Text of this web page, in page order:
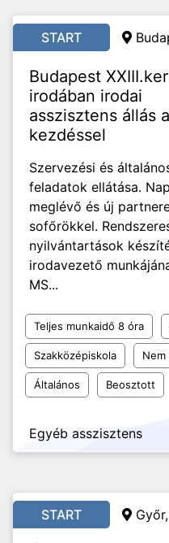
START
Budapest
irodában irodai
asszisztens állás
kezdéssel
Szervezési és
feladatok ellátása.
meglévő és új
sofőrökkel.
nyilvántartások
irodavezető
MS...
Teljes munkaidő 8 óra
Szakközépiskola
Általános Beosztott
Egyéb asszisztens
START